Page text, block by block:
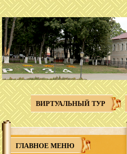
Перейти к основному содержанию
ВИРТУАЛЬНЫЙ ТУР
ГЛАВНОЕ МЕНЮ